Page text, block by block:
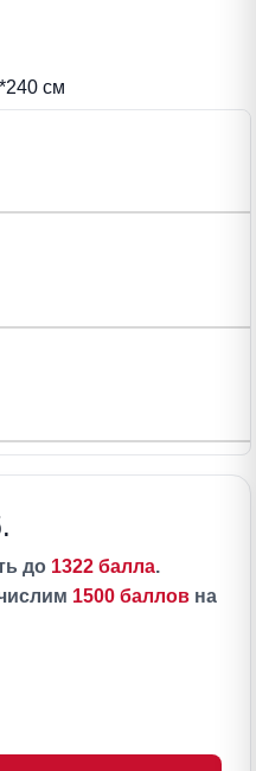
см
до 1322 балла.
1500 баллов на